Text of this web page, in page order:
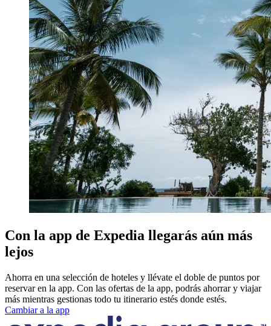
Con la app de Expedia llegarás aún más
lejos
Ahorra en una selección de hoteles y llévate el doble de puntos por
reservar en la app. Con las ofertas de la app, podrás ahorrar y viajar
más mientras gestionas todo tu itinerario estés donde estés.
Cambiar a la app